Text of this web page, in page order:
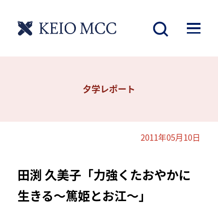
夕学レポート
2011年05月10日
田渕 久美子「力強くたおやかに
生きる～篤姫とお江～」